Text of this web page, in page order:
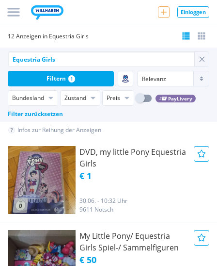
Einloggen
12 Anzeigen in Equestria Girls
Bundesland Zustand Preis PayLivery
Filter zurücksetzen
Filtern 1
Infos zur Reihung der Anzeigen
DVD, my little Pony Equestria
Girls
€ 1
30.06. - 10:32 Uhr
9611 Nötsch
My Little Pony/ Equestria
Girls Spiel-/ Sammelfiguren
€ 50